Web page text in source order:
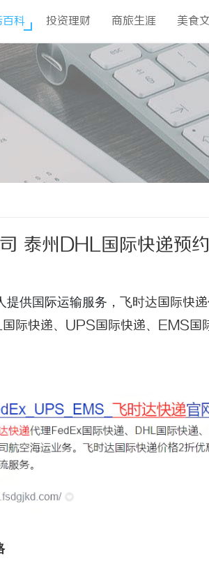
百科 投资理财 商旅生涯 美食
泰州DHL国际快递预
提供国际运输服务， 飞时达 国际快递
际快递、 UPS国际快递、 EMS国